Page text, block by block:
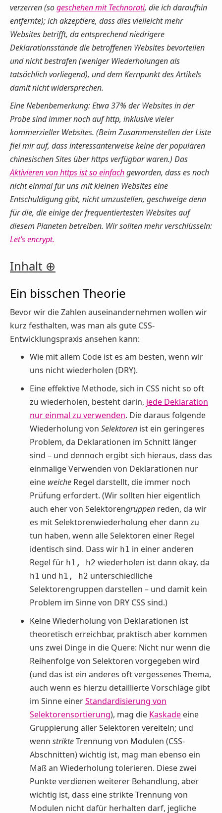
verzerren (sogeschehen mit Technorati, die ich daraufhin
entfernte); ich akzeptiere, dass dies vielleicht mehr
Websites betrifft, da entsprechend niedrigere
Deklarationsstände die betroffenen Websites bevorteilen
und nicht bestrafen (weniger Wiederholungen als
tatsächlich vorliegend), und dem Kernpunkt des Artikels
damit nicht widersprechen.
Eine Nebenbemerkung: Etwa 37% der Websites in der
Probe sind immer noch auf http, inklusive vieler
kommerzieller Websites. (Beim Zusammenstellen der Liste
fiel mir auf, dass interessanterweise keine der populären
chinesischen Sites über https verfügbar waren.) Das
Aktivieren von https ist so einfachgeworden, dass es noch
nicht einmal für uns mitkleinen Websites eine
Entschuldigung gibt, nicht umzustellen, geschweige denn
für die, die einige der frequentiertesten Websites auf
diesem Planeten betreiben. Wir sollten mehr verschlüsseln:
Let’s encrypt.
Inhalt
Ein bisschen Theorie
Bevor wir die Zahlen auseinandernehmen wollen wir
kurz festhalten, was man als gute CSS-
Entwicklungspraxis ansehen kann:
Wie mit allem Code ist es am besten, wenn wir
uns nicht wiederholen (DRY).
Eine effektive Methode, sich in CSS nicht so oft
zu wiederholen, besteht darin, jede Deklaration
nur einmal zu verwenden. Die daraus folgende
Wiederholung von Selektoren ist ein geringeres
Problem, da Deklarationen im Schnitt länger
sind – und dennoch ergibt sich hieraus, dass das
einmalige Verwenden von Deklarationen nur
eine weiche Regel darstellt, die immer noch
Prüfung erfordert. (Wir sollten hier eigentlich
auch eher von Selektorengruppen reden, da wir
es mit Selektorenwiederholung eher dann zu
tun haben, wenn alle Selektoren einer Regel
identisch sind. Dass wir h1 in einer anderen
Regel für h1, h2 wiederholen ist dann okay, da
h1 und h1, h2 unterschiedliche
Selektorengruppen darstellen – und damit kein
Problem im Sinne von DRY CSS sind.)
Keine Wiederholung von Deklarationen ist
theoretisch erreichbar, praktisch aber kommen
uns zwei Dinge in die Quere: Nicht nur wenn die
Reihenfolge von Selektoren vorgegeben wird
(und das ist ein anderes oft vergessenes Thema,
auch wenn es hierzu detaillierte Vorschläge gibt
im Sinne einerStandardisierung von
Selektorensortierung), mag die Kaskade eine
Gruppierung aller Selektoren vereiteln; und
wenn strikteTrennung von Modulen (CSS-
Abschnitten) wichtig ist, mag man ebenso ein
Maß an Wiederholung tolerieren. Diese zwei
Punkte verdienen weiterer Behandlung, aber
wichtig ist, dass eine strikte Trennung von
Modulen nicht dafür herhalten darf, jegliche